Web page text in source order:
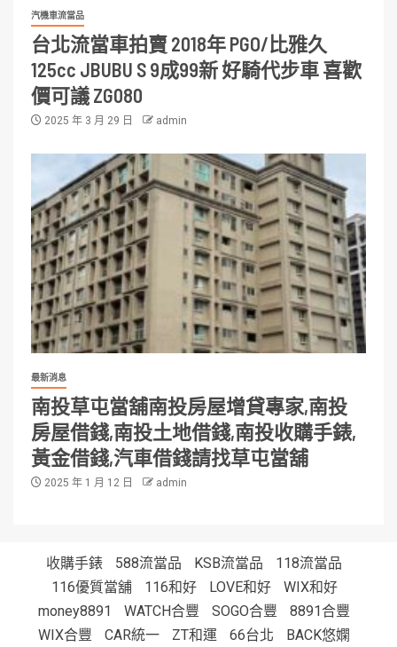
汽機車流當品
台北流當車拍賣 2018年 PGO/比雅久
125cc JBUBU S 9成99新 好騎代步車 喜歡
價可議 ZG080
2025 年 3 月 29 日 admin
最新消息
南投草屯當舖南投房屋增貸專家,南投
房屋借錢,南投土地借錢,南投收購手錶,
黃金借錢,汽車借錢請找草屯當舖
2025 年 1 月 12 日 admin
收購手錶 588流當品 KSB流當品
118流當品
116優質當舖
116和好 LOVE和好
WIX和好
money8891
WATCH合豐 SOGO合豐
8891合豐
WIX合豐
CAR統一 ZT和運 66台北 BACK悠嫻